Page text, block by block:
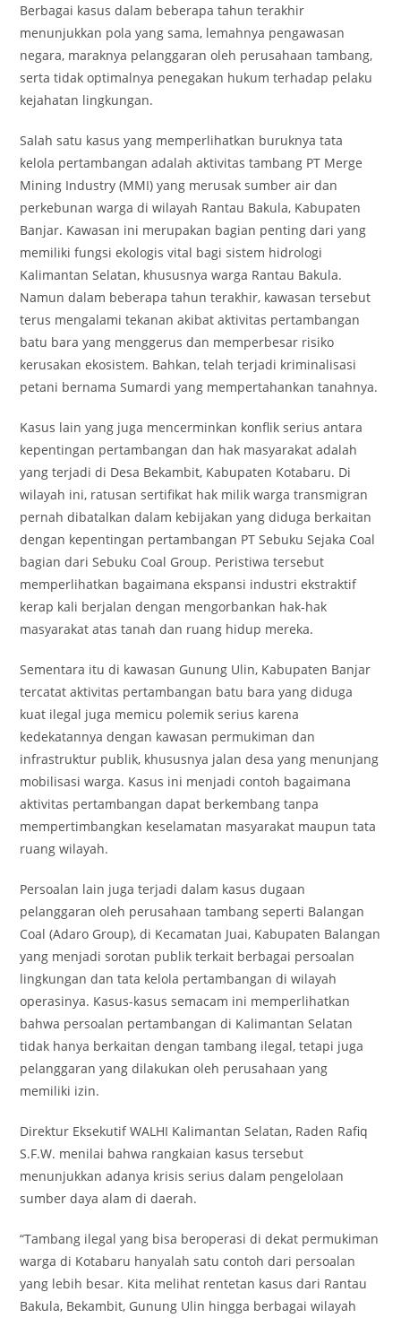
Berbagai kasus dalam beberapa tahun terakhir
menunjukkan pola yang sama, lemahnya pengawasan
negara, maraknya pelanggaran oleh perusahaan tambang,
serta tidak optimalnya penegakan hukum terhadap pelaku
kejahatan lingkungan.
Salah satu kasus yang memperlihatkan buruknya tata
kelola pertambangan adalah aktivitas tambang PT Merge
Mining Industry (MMI) yang merusak sumber air dan
perkebunan warga di wilayah Rantau Bakula, Kabupaten
Banjar. Kawasan ini merupakan bagian penting dari yang
memiliki fungsi ekologis vital bagi sistem hidrologi
Kalimantan Selatan, khususnya warga Rantau Bakula.
Namun dalam beberapa tahun terakhir, kawasan tersebut
terus mengalami tekanan akibat aktivitas pertambangan
batu bara yang menggerus dan memperbesar risiko
kerusakan ekosistem. Bahkan, telah terjadi kriminalisasi
petani bernama Sumardi yang mempertahankan tanahnya.
Kasus lain yang juga mencerminkan konflik serius antara
kepentingan pertambangan dan hak masyarakat adalah
yang terjadi di Desa Bekambit, Kabupaten Kotabaru. Di
wilayah ini, ratusan sertifikat hak milik warga transmigran
pernah dibatalkan dalam kebijakan yang diduga berkaitan
dengan kepentingan pertambangan PT Sebuku Sejaka Coal
bagian dari Sebuku Coal Group. Peristiwa tersebut
memperlihatkan bagaimana ekspansi industri ekstraktif
kerap kali berjalan dengan mengorbankan hak-hak
masyarakat atas tanah dan ruang hidup mereka.
Sementara itu di kawasan Gunung Ulin, Kabupaten Banjar
tercatat aktivitas pertambangan batu bara yang diduga
kuat ilegal juga memicu polemik serius karena
kedekatannya dengan kawasan permukiman dan
infrastruktur publik, khususnya jalan desa yang menunjang
mobilisasi warga. Kasus ini menjadi contoh bagaimana
aktivitas pertambangan dapat berkembang tanpa
mempertimbangkan keselamatan masyarakat maupun tata
ruang wilayah.
Persoalan lain juga terjadi dalam kasus dugaan
pelanggaran oleh perusahaan tambang seperti Balangan
Coal (Adaro Group), di Kecamatan Juai, Kabupaten Balangan
yang menjadi sorotan publik terkait berbagai persoalan
lingkungan dan tata kelola pertambangan di wilayah
operasinya. Kasus-kasus semacam ini memperlihatkan
bahwa persoalan pertambangan di Kalimantan Selatan
tidak hanya berkaitan dengan tambang ilegal, tetapi juga
pelanggaran yang dilakukan oleh perusahaan yang
memiliki izin.
Direktur Eksekutif WALHI Kalimantan Selatan, Raden Rafiq
S.F.W. menilai bahwa rangkaian kasus tersebut
menunjukkan adanya krisis serius dalam pengelolaan
sumber daya alam di daerah.
“Tambang ilegal yang bisa beroperasi di dekat permukiman
warga di Kotabaru hanyalah satu contoh dari persoalan
yang lebih besar. Kita melihat rentetan kasus dari Rantau
Bakula, Bekambit, Gunung Ulin hingga berbagai wilayah